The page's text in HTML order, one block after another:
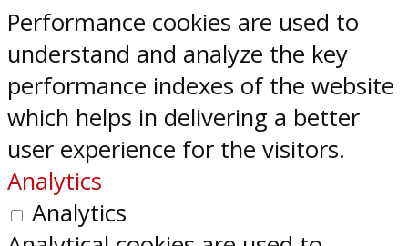
Performance cookies are used to
understand and analyze the key
performance indexes of the website
which helps in delivering a better
user experience for the visitors.
Analytics
Analytics